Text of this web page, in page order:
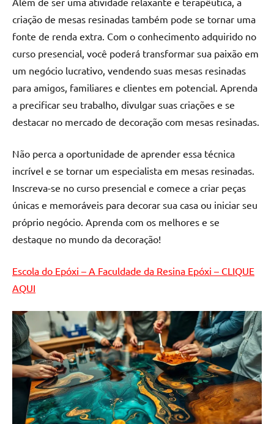
de
resinada
de
alta
qualidade,
as
populares
River
e
mesas
de
resinadas.
criação de mesas resinadas também pode se tornar uma
fonte de renda extra. Com o conhecimento adquirido no
curso presencial, você poderá transformar sua paixão em
um negócio lucrativo, vendendo suas mesas resinadas
para amigos, familiares e clientes em potencial. Aprenda
a precificar seu trabalho, divulgar suas criações e se
destacar no mercado de decoração com mesas resinadas.
Não perca a oportunidade de aprender essa técnica
incrível e se tornar um especialista em mesas resinadas.
Inscreva-se no curso presencial e comece a criar peças
únicas e memoráveis para decorar sua casa ou iniciar seu
próprio negócio. Aprenda com os melhores e se
destaque no mundo da decoração!
Escola do Epóxi – A Faculdade da Resina Epóxi – CLIQUE
AQUI